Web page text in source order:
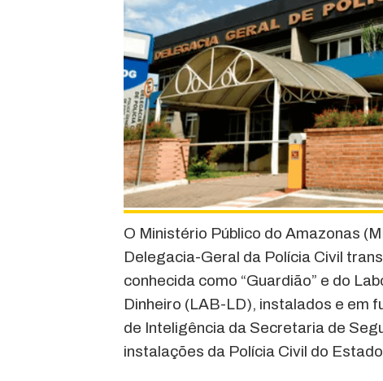
O Ministério Público do Amazonas
Delegacia-Geral da Polícia Civil
conhecida como “Guardião” e do
Dinheiro (LAB-LD), instalados e em
de Inteligência da Secretaria de
instalações da Polícia Civil do